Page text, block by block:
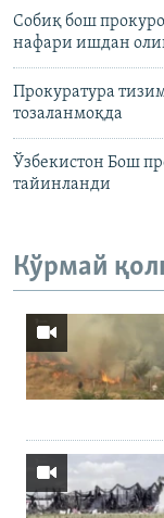
Собиқ бош
нафари ишдан
Прокуратура
тозаланмоқда
Ўзбекистон Бош
тайинланди
Кўрмай